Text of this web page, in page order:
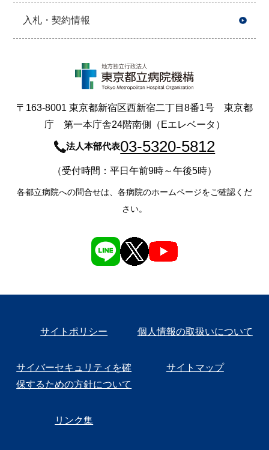
入札・契約情報
〒163-8001 東京都新宿区西新宿二丁目8番1号 東京都
庁 第一本庁舎24階南側（Eエレベータ）
法人本部代表03-5320-5812
（受付時間：平日午前9時～午後5時）
各都立病院への問合せは、各病院のホームページをご確認くだ
さい。
サイトポリシー 個人情報の取扱いについて
サイバーセキュリティを確
保するための方針について
サイトマップ
リンク集